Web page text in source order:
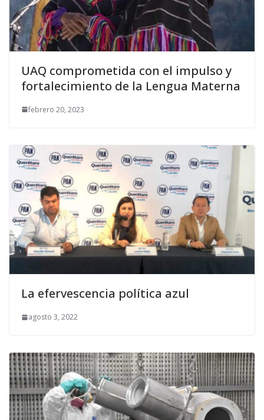
UAQ comprometida con el impulso y
fortalecimiento de la Lengua Materna
febrero 20, 2023
La efervescencia política azul
agosto 3, 2022